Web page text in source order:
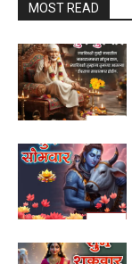
MOST READ